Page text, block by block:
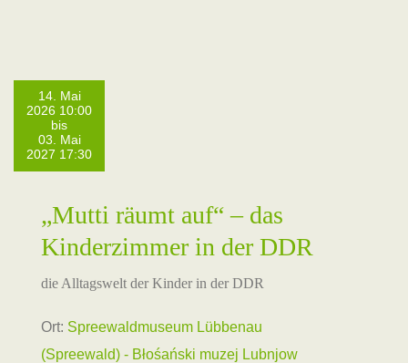
14. Mai
2026 10:00
bis
03. Mai
2027 17:30
„Mutti räumt auf“ – das
Kinderzimmer in der DDR
die Alltagswelt der Kinder in der DDR
Ort: Spreewaldmuseum Lübbenau
(Spreewald) - Błośański muzej Lubnjow